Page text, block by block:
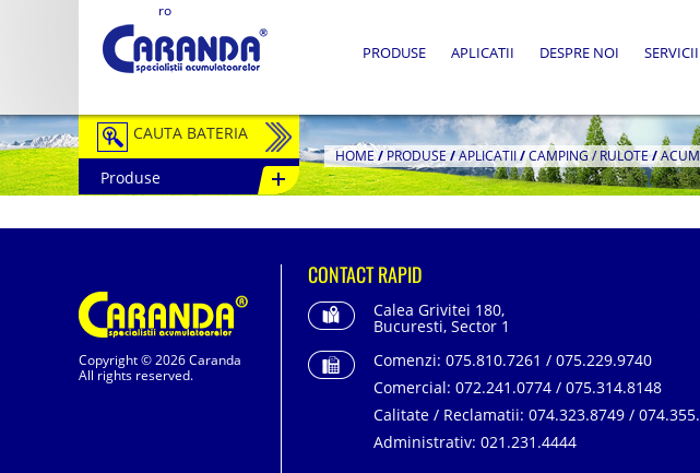
ro
PRODUSE APLICATII DESPRE NOI SERVICII
CAUTA BATERIA
Auto / Moto
Tractiune
Stationare
Redresoare
Produse
HOME/PRODUSE /APLICATII/CAMPING / RULOTE/
Copyright © 2026 Caranda
All rights reserved.
CONTACT RAPID
Calea Grivitei 180,
Bucuresti, Sector 1
Comenzi: 075.810.7261 / 075.229.9740
Comercial: 072.241.0774 / 075.314.8148
Calitate / Reclamatii: 074.323.8749 /
Administrativ: 021.231.4444